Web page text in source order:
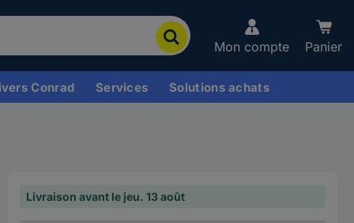
Mon compte Panier
Conrad Services Solutions achats
Livraison avant le jeu. 13 août